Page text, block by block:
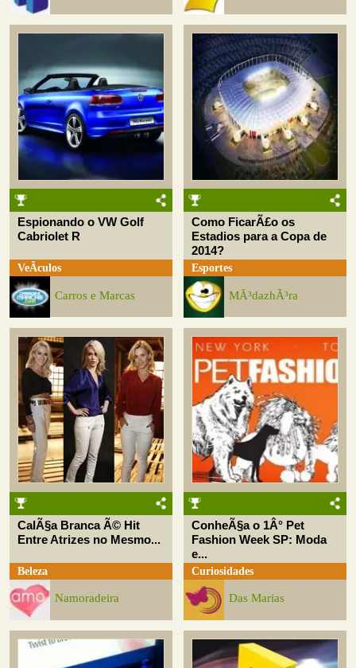
Espionando o VW Golf
Cabriolet R
VeÃ­culos
Carros e Marcas
Como FicarÃ£o os
Estadios para a Copa de
2014?
Esportes
MÃ³dazhÃ³ra
CalÃ§a Branca Ã© Hit
Entre Atrizes no Mesmo...
Beleza
Namoradeira
ConheÃ§a o 1Â° Pet
Fashion Week SP: Moda
e...
Curiosidades
Das Marias